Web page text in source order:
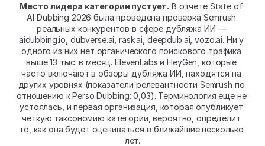
Место лидера категории пустует. В отчете State of
AI Dubbing 2026 была проведена проверка Semrush
реальных конкурентов в сфере дубляжа ИИ —
aidubbing.io, dubverse.ai, rask.ai, deepdub.ai, vozo.ai. Ни у
одного из них нет органического поискового трафика
выше 13 тыс. в месяц. ElevenLabs и HeyGen, которые
часто включают в обзоры дубляжа ИИ, находятся на
других уровнях (показатели релевантности Semrush по
отношению к Perso Dubbing: 0,03). Терминология еще не
устоялась, и первая организация, которая опубликует
четкую таксономию категории, вероятно, определит
то, как она будет оцениваться в ближайшие несколько
лет.